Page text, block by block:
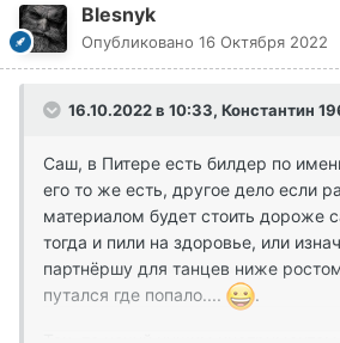
Blesnyk
Опубликовано 16 Октября 2022
16.10.2022 в 10:33, Константин
Саш, в Питере есть билдер по
его то же есть, другое дело если
материалом будет стоить дороже
тогда и пили на здоровье, или
партнёршу для танцев ниже
путался где попало....
.